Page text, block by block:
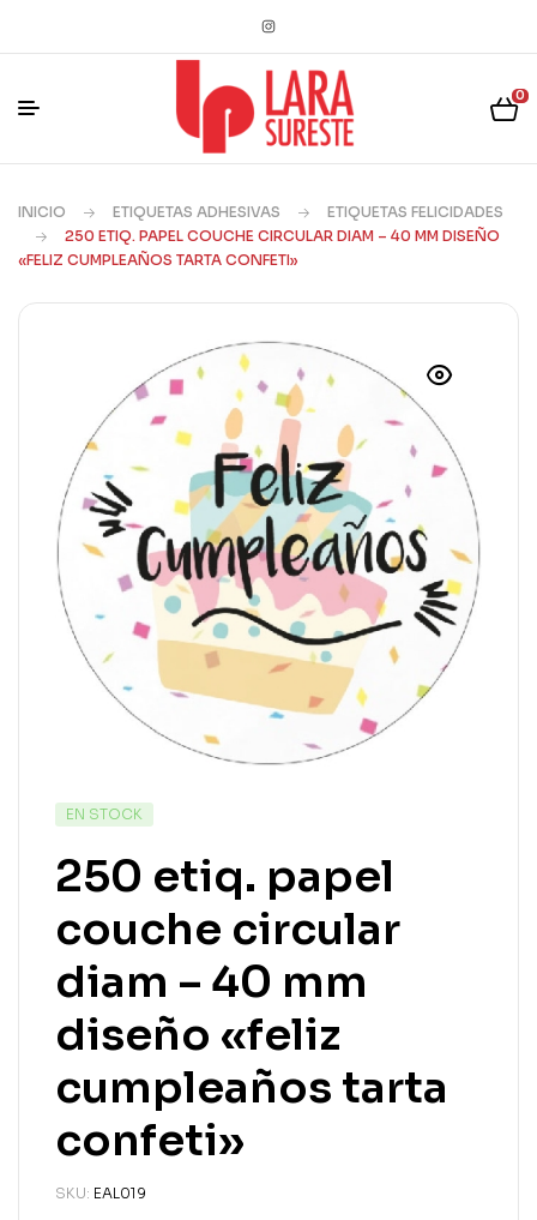
0
INICIO ETIQUETAS ADHESIVAS
ETIQUETAS FELICIDADES
250 ETIQ. PAPEL COUCHE CIRCULAR DIAM – 40 MM DISEÑO
«FELIZ CUMPLEAÑOS TARTA CONFETI»
EN STOCK
250 etiq. papel
couche circular
diam – 40 mm
diseño «feliz
cumpleaños tarta
confeti»
SKU: EAL019